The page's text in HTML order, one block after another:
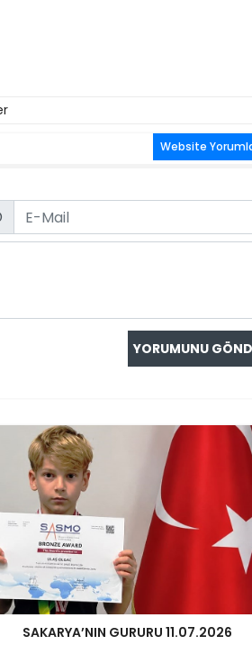
Website
SAKARYA’NIN GURURU 11.07.2026